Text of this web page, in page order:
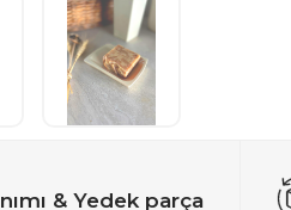
& Yedek parça